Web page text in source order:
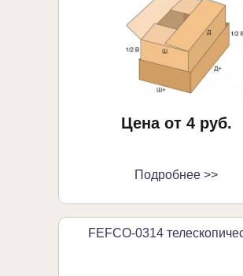
Цена от 4 руб.
Подробнее >>
FEFCO-0314